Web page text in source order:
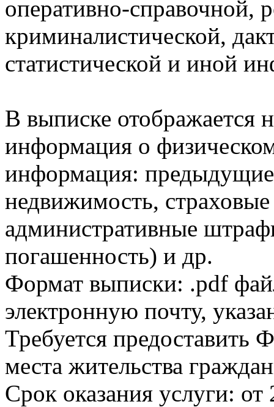
оперативно-справочной,
криминалистической,
статистической и иной
В выписке отображается
информация о
информация:
недвижимость,
административные
погашенность) и др.
Формат выписки: .pdf
электронную почту,
Требуется
места жительства
Срок оказания услуги: от